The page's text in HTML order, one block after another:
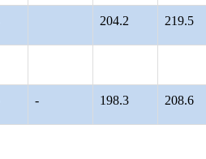
204.2 219.5
- 198.3 208.6